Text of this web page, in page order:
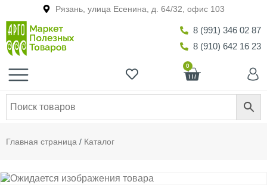
Рязань, улица Есенина, д. 64/32, офис 103
8 (991) 346 02 87
8 (910) 642 16 23
0
Главная страница / Каталог